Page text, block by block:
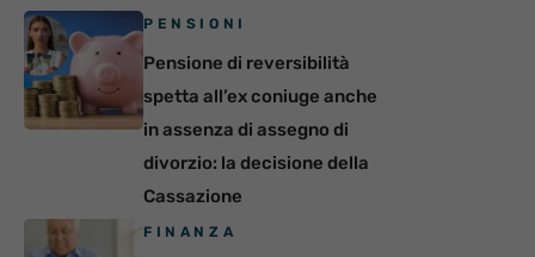
PENSIONI
Pensione di reversibilità
spetta all’ex coniuge anche
in assenza di assegno di
divorzio: la decisione della
Cassazione
FINANZA